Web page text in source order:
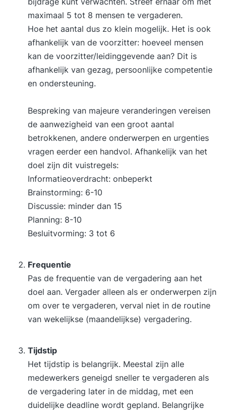
maximaal 5 tot 8 mensen te vergaderen.
Hoe het aantal dus zo klein mogelijk. Het is ook
afhankelijk van de voorzitter: hoeveel mensen
kan de voorzitter/leidinggevende aan? Dit is
afhankelijk van gezag, persoonlijke competentie
en ondersteuning.
Bespreking van majeure veranderingen vereisen
de aanwezigheid van een groot aantal
betrokkenen, andere onderwerpen en urgenties
vragen eerder een handvol. Afhankelijk van het
doel zijn dit vuistregels:
Informatieoverdracht: onbeperkt
Brainstorming: 6-10
Discussie: minder dan 15
Planning: 8-10
Besluitvorming: 3 tot 6
Frequentie
Pas de frequentie van de vergadering aan het
doel aan. Vergader alleen als er onderwerpen zijn
om over te vergaderen, verval niet in de routine
van wekelijkse (maandelijkse) vergadering.
Tijdstip
Het tijdstip is belangrijk. Meestal zijn alle
medewerkers geneigd sneller te vergaderen als
de vergadering later in de middag, met een
duidelijke deadline wordt gepland. Belangrijke